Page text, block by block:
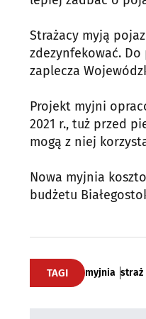
Strażacy myją
zdezynfekować.
zaplecza
Projekt myjni
2021 r., tuż przed
mogą z niej
Nowa myjnia
budżetu
TAGI myjnia straż